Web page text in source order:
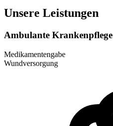
Unsere Leistungen
Ambulante Krankenpflege
Medikamentengabe
Wundversorgung